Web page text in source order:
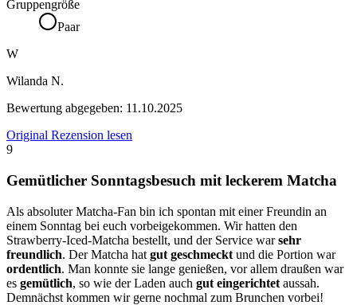
Gruppengröße
Paar
W
Wilanda N.
Bewertung abgegeben: 11.10.2025
Original Rezension lesen
9
Gemütlicher Sonntagsbesuch mit leckerem Matcha
Als absoluter Matcha-Fan bin ich spontan mit einer Freundin an
einem Sonntag bei euch vorbeigekommen. Wir hatten den
Strawberry-Iced-Matcha bestellt, und der Service warsehr
freundlich. Der Matcha hat gut geschmeckt und die Portion war
ordentlich. Man konnte sie lange genießen, vor allem draußen war
es gemütlich, so wie der Laden auch gut eingerichtet aussah.
Demnächst kommen wir gerne nochmal zum Brunchen vorbei!